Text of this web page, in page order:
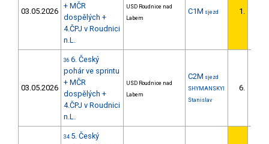
03.05.2026
+ MČR
dospělých +
4.ČPJ v Roudnici
n.L.
USD Roudnice nad
Labem
C1M sjezd 1.
03.05.2026
36 6. Český
pohár ve sprintu
+ MČR
dospělých +
4.ČPJ v Roudnici
n.L.
USD Roudnice nad
Labem
C2M sjezd
SHYMANSKYI
Stanislav
6.
34 5. Český